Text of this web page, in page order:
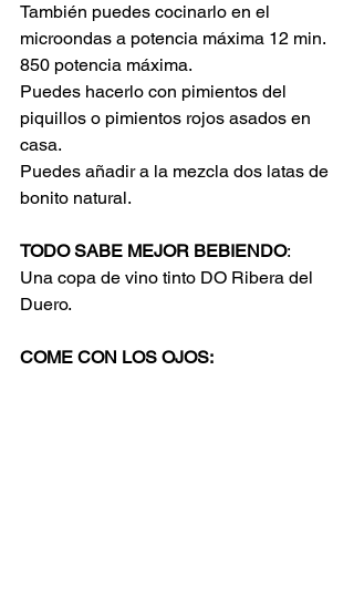
También puedes cocinarlo en el
microondas a potencia máxima 12 min.
850 potencia máxima.
Puedes hacerlo con pimientos del
piquillos o pimientos rojos asados en
casa.
Puedes añadir a la mezcla dos latas de
bonito natural.
TODO SABE MEJOR BEBIENDO:
Una copa de vino tinto DO Ribera del
Duero.
COME CON LOS OJOS: